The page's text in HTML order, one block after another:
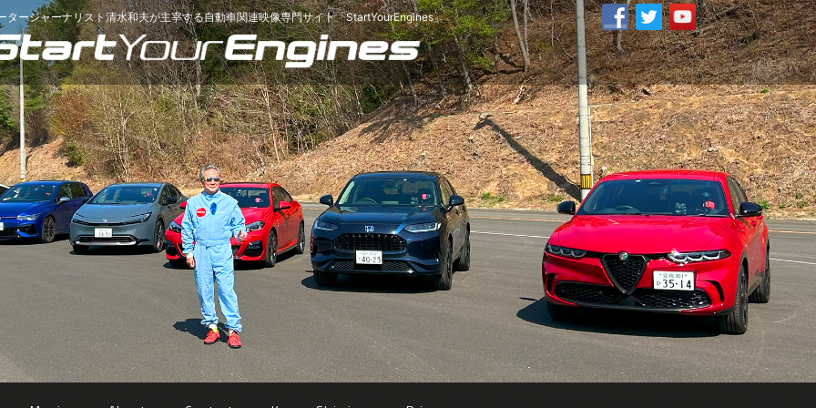
タージャーナリスト清水和夫が主宰する自動車関連映像専門サイト「StartYourEngines」